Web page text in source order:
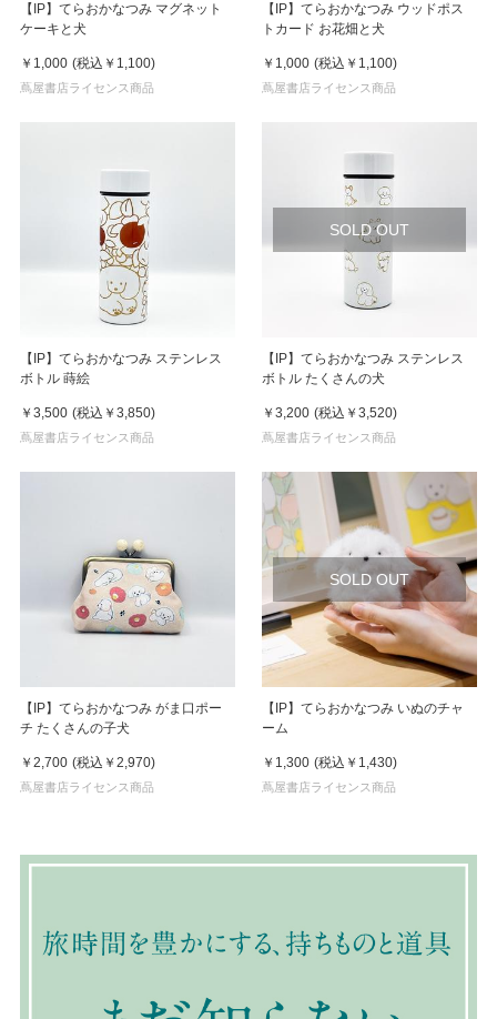
【IP】てらおかなつみ マグネット
ケーキと犬
￥1,000 (税込 ￥1,100)
蔦屋書店ライセンス商品
【IP】てらおかなつみ ウッドポス
トカード お花畑と犬
￥1,000 (税込 ￥1,100)
蔦屋書店ライセンス商品
【IP】てらおかなつみ ステンレス
ボトル 蒔絵
￥3,500 (税込 ￥3,850)
蔦屋書店ライセンス商品
SOLD OUT
【IP】てらおかなつみ ステンレス
ボトル たくさんの犬
￥3,200 (税込 ￥3,520)
蔦屋書店ライセンス商品
【IP】てらおかなつみ がま口ポー
チ たくさんの子犬
￥2,700 (税込 ￥2,970)
蔦屋書店ライセンス商品
SOLD OUT
【IP】てらおかなつみ いぬのチャ
ーム
￥1,300 (税込 ￥1,430)
蔦屋書店ライセンス商品